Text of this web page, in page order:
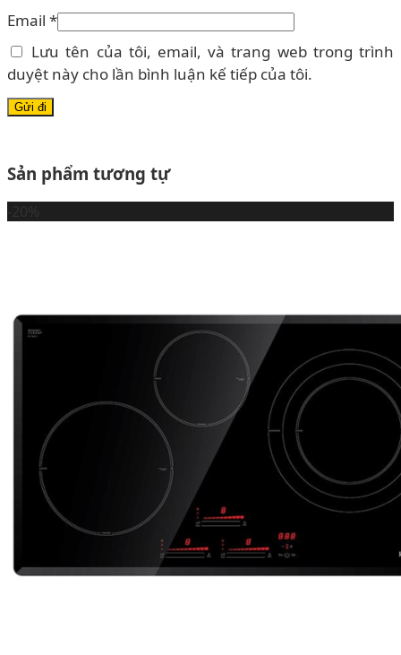
Email *
Lưu tên của tôi, email, và trang web trong trình
duyệt này cho lần bình luận kế tiếp của tôi.
Sản phẩm tương tự